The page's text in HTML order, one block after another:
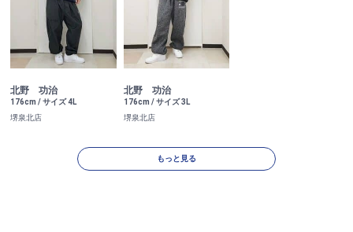
北野 功治
176cm / サイズ 4L
堺泉北店
北野 功治
176cm / サイズ 3L
堺泉北店
もっと見る